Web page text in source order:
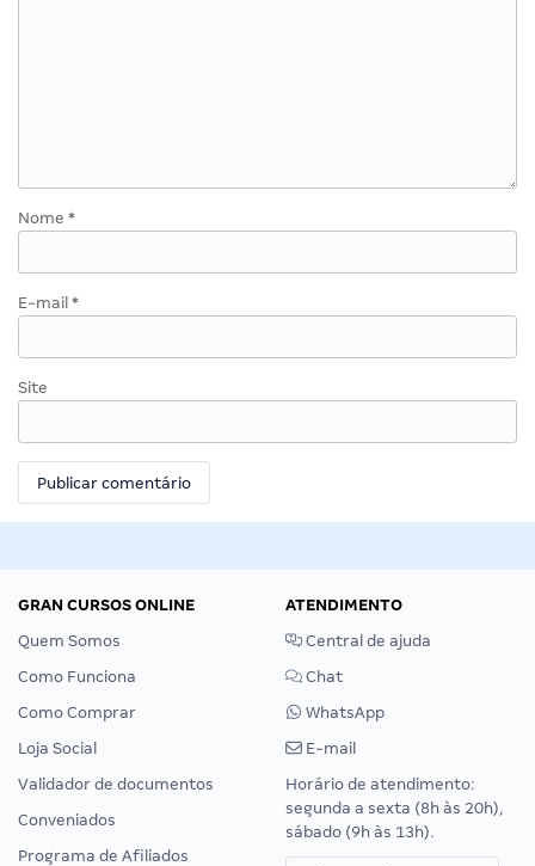
Nome *
E-mail *
Site
GRAN CURSOS ONLINE
Quem Somos
Como Funciona
Como Comprar
Loja Social
Validador de documentos
Conveniados
Programa de Afiliados
ATENDIMENTO
Central de ajuda
Chat
WhatsApp
E-mail
Horário de atendimento:
segunda a sexta (8h às 20h),
sábado (9h às 13h).